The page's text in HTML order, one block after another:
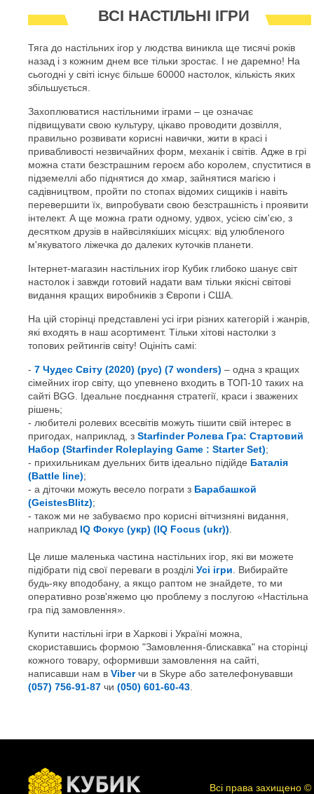
ВСІ НАСТІЛЬНІ ІГРИ
Тяга до настільних ігор у людства виникла ще тисячі років
назад і з кожним днем все тільки зростає. І не даремно! На
сьогодні у світі існує більше 60000 настолок, кількість яких
збільшується.
Захоплюватися настільними іграми – це означає
підвищувати свою культуру, цікаво проводити дозвілля,
правильно розвивати корисні навички, жити в красі і
привабливості незвичайних форм, механік і світів. Адже в грі
можна стати безстрашним героєм або королем, спуститися в
підземеллі або піднятися до хмар, зайнятися магією і
садівництвом, пройти по стопах відомих сищиків і навіть
перевершити їх, випробувати свою безстрашність і проявити
інтелект. А ще можна грати одному, удвох, усією сім'єю, з
десятком друзів в найвсілякіших місцях: від улюбленого
м'якуватого ліжечка до далеких куточків планети.
Інтернет-магазин настільних ігор Кубик глибоко шанує світ
настолок і завжди готовий надати вам тільки якісні світові
видання кращих виробників з Європи і США.
На цій сторінці представлені усі ігри різних категорій і жанрів,
які входять в наш асортимент. Тільки хітові настолки з
топових рейтингів світу! Оцініть самі:
7 Чудес Світу (2020) (рус) (7 wonders) – одна з кращих
сімейних ігор світу, що упевнено входить в ТОП-10 таких на
сайті BGG. Ідеальне поєднання стратегії, краси і зважених
рішень;
любителі ролевих всесвітів можуть тішити свій інтерес в
пригодах, наприклад, з Starfinder Ролева Гра: Стартовий
Набор (Starfinder Roleplaying Game : Starter Set);
прихильникам дуельних битв ідеально підійде Баталія
(Battle line);
а діточки можуть весело пограти з Барабашкой
(GeistesBlitz);
також ми не забуваємо про корисні вітчизняні видання,
наприклад IQ Фокус (укр) (IQ Focus (ukr)).
Це лише маленька частина настільних ігор, які ви можете
підібрати під свої переваги в розділі Усі ігри. Вибирайте
будь-яку вподобану, а якщо раптом не знайдете, то ми
оперативно розв'яжемо цю проблему з послугою «Настільна
гра під замовлення».
Купити настільні ігри в Харкові і Україні можна,
скориставшись формою "Замовлення-блискавка" на сторінці
кожного товару, оформивши замовлення на сайті,
написавши нам в Viberчи в Skype або зателефонувавши
(057) 756-91-87 чи (050) 601-60-43.
Всі права захищено ©